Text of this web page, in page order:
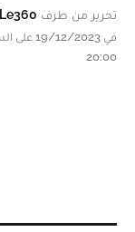
تحرير من طرف Le360 مع و.م.ع
20:00